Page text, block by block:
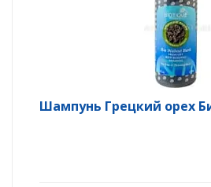
Шампунь Грецкий орех